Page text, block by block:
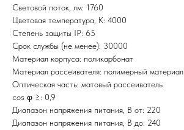
Световой поток, лм: 1760
Цветовая температура, К: 4000
Степень защиты IP: 65
Срок службы (не менее): 30000
Материал корпуса: поликарбонат
Материал рассеивателя: полимерный материал
Оптическая часть: матовый рассеиватель
cos φ ≥: 0,9
Диапазон напряжения питания, В от: 220
Диапазон напряжения питания, В до: 240